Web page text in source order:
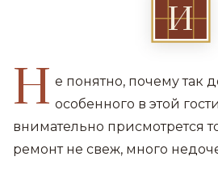
И
Н е понятно, почему так
особенного в этой
внимательно присмотрется
ремонт не свеж, много